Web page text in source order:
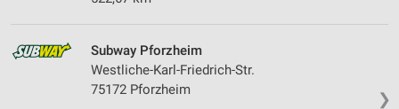
❯
Subway Pforzheim
Westliche-Karl-Friedrich-Str.
75172 Pforzheim